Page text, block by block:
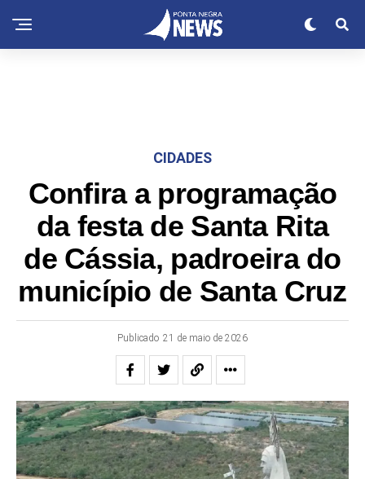
CIDADES
Confira a programação
da festa de Santa Rita
de Cássia, padroeira do
município de Santa Cruz
Publicado 21 de maio de 2026